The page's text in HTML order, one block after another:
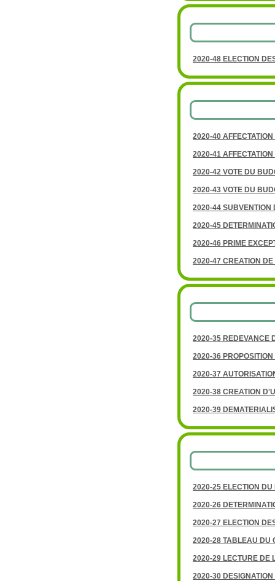
2020-48 ELECTION
2020-40
2020-41
2020-42 VOTE DU
2020-43 VOTE DU
2020-44 SUBVENTION
2020-45
2020-46 PRIME
2020-47 CREATION
2020-35 REDEVANCE
2020-36
2020-37
2020-38 CREATION
2020-39
2020-25 ELECTION DU
2020-26
2020-27 ELECTION
2020-28 TABLEAU DU
2020-29 LECTURE DE
2020-30